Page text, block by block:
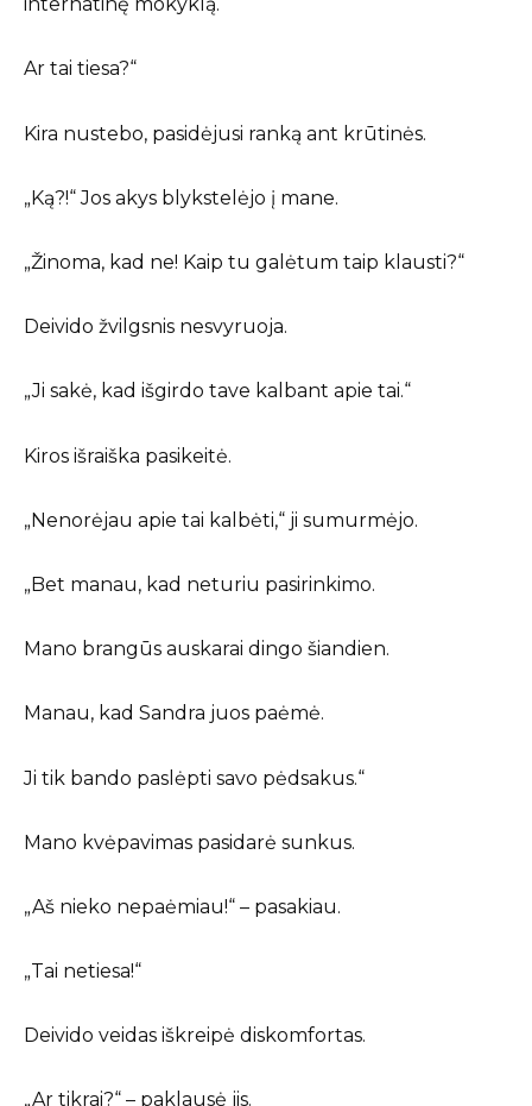
Ar tai tiesa?“
Kira nustebo, pasidėjusi ranką ant krūtinės.
„Ką?!“ Jos akys blykstelėjo į mane.
„Žinoma, kad ne! Kaip tu galėtum taip klausti?“
Deivido žvilgsnis nesvyruoja.
„Ji sakė, kad išgirdo tave kalbant apie tai.“
Kiros išraiška pasikeitė.
„Nenorėjau apie tai kalbėti,“ ji sumurmėjo.
„Bet manau, kad neturiu pasirinkimo.
Mano brangūs auskarai dingo šiandien.
Manau, kad Sandra juos paėmė.
Ji tik bando paslėpti savo pėdsakus.“
Mano kvėpavimas pasidarė sunkus.
„Aš nieko nepaėmiau!“ – pasakiau.
„Tai netiesa!“
Deivido veidas iškreipė diskomfortas.
„Ar tikrai?“ – paklausė jis.